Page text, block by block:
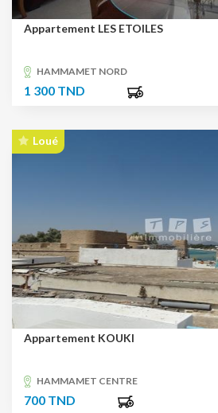
Appartement LES ETOILES
HAMMAMET NORD
1 300 TND
Loué
Appartement KOUKI
HAMMAMET CENTRE
700 TND